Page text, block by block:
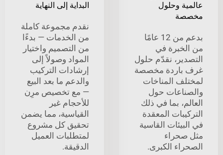
وحلول
بدعم من 12 عامًا
في
نقدّم حلول
مخصصة
المناخات
حول
بما في ذلك
المعقدة
القاسية
الكبرى.
البداية إلى النهاية
نقدم مجموعة كاملة
من الخدمات — بدءًا
من التصميم واختيار
المواد وصولاً إلى
إرشادات التركيب
والدعم ما بعد البيع
— مع تخصيص مرِن
للأحجام غير
القياسية، مما يضمن
تحقيق كل مشروع
لمتطلبات العميل